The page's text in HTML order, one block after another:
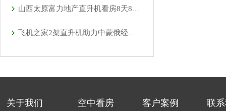
山西太原富力地产直升机看房8天8个楼盘
飞机之家2架直升机助力中蒙俄经贸合作
关于我们 空中看房 客户案例 联